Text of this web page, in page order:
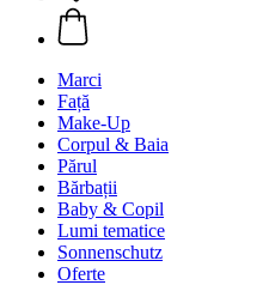
Marci
Față
Make-Up
Corpul & Baia
Părul
Bărbații
Baby & Copil
Lumi tematice
Sonnenschutz
Oferte